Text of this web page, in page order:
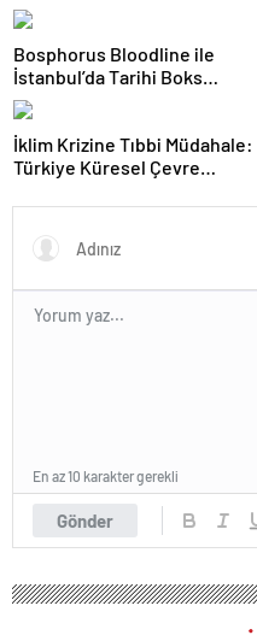
Bosphorus Bloodline ile
İstanbul’da Tarihi Boks
Gecesi
İklim Krizine Tıbbi Müdahale:
Türkiye Küresel Çevre
Değiştirdi?
Gönder
En az 10 karakter gerekli